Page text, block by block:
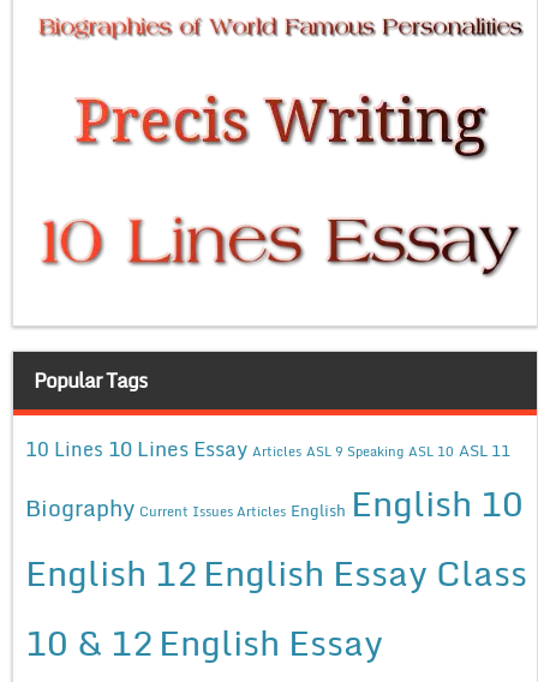
Popular Tags
10 Lines 10 Lines Essay Articles ASL 9 Speaking ASL 10 ASL 11
Biography Current Issues Articles English English 10
English 12English Essay Class
10 & 12English Essay